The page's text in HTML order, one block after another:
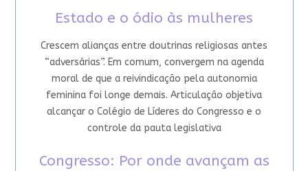
Estado e o ódio às mulheres
Crescem alianças entre doutrinas religiosas antes
“adversárias”. Em comum, convergem na agenda
moral de que a reivindicação pela autonomia
feminina foi longe demais. Articulação objetiva
alcançar o Colégio de Líderes do Congresso e o
controle da pauta legislativa
Congresso: Por onde avançam as